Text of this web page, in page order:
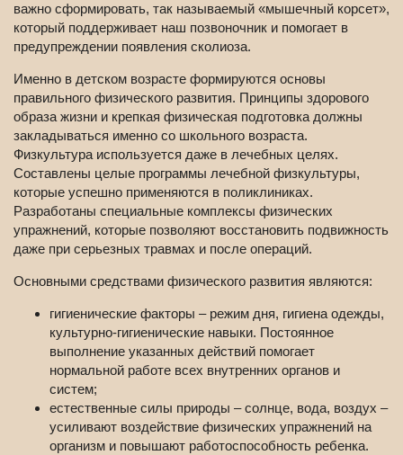
важно сформировать, так называемый «мышечный корсет»,
который поддерживает наш позвоночник и помогает в
предупреждении появления сколиоза.
Именно в детском возрасте формируются основы
правильного физического развития. Принципы здорового
образа жизни и крепкая физическая подготовка должны
закладываться именно со школьного возраста.
Физкультура используется даже в лечебных целях.
Составлены целые программы лечебной физкультуры,
которые успешно применяются в поликлиниках.
Разработаны специальные комплексы физических
упражнений, которые позволяют восстановить подвижность
даже при серьезных травмах и после операций.
Основными средствами физического развития являются:
гигиенические факторы – режим дня, гигиена одежды,
культурно-гигиенические навыки. Постоянное
выполнение указанных действий помогает
нормальной работе всех внутренних органов и
систем;
естественные силы природы – солнце, вода, воздух –
усиливают воздействие физических упражнений на
организм и повышают работоспособность ребенка.